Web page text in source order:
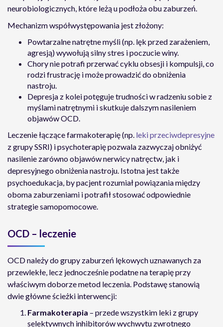
neurobiologicznych, które leżą u podłoża obu zaburzeń.
Mechanizm współwystępowania jest złożony:
Powtarzalne natrętne myśli (np. lęk przed zarażeniem,
agresją) wywołują silny stres i poczucie winy.
Chory nie potrafi przerwać cyklu obsesji i kompulsji, co
rodzi frustrację i może prowadzić do obniżenia
nastroju.
Depresja z kolei potęguje trudności w radzeniu sobie z
myślami natrętnymi i skutkuje dalszym nasileniem
objawów OCD.
Leczenie łączące farmakoterapię (np. leki przeciwdepresyjne
z grupy SSRI) i psychoterapię pozwala zazwyczaj obniżyć
nasilenie zarówno objawów nerwicy natręctw, jak i
depresyjnego obniżenia nastroju. Istotna jest także
psychoedukacja, by pacjent rozumiał powiązania między
oboma zaburzeniami i potrafił stosować odpowiednie
strategie samopomocowe.
OCD – leczenie
OCD należy do grupy zaburzeń lękowych uznawanych za
przewlekłe, lecz jednocześnie podatne na terapię przy
właściwym doborze metod leczenia. Podstawę stanowią
dwie główne ścieżki interwencji:
Farmakoterapia – przede wszystkim leki z grupy
selektywnych inhibitorów wychwytu zwrotnego